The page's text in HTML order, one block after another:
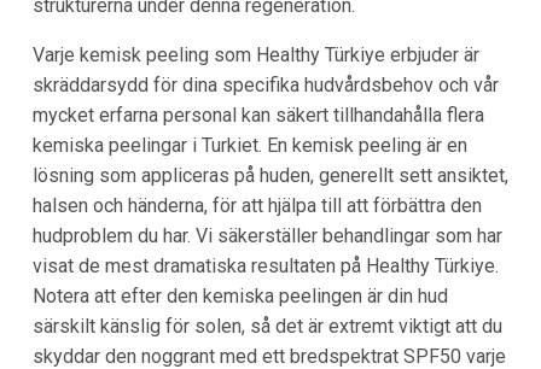
strukturerna under denna regeneration.
Varje kemisk peeling som Healthy Türkiye erbjuder är
skräddarsydd för dina specifika hudvårdsbehov och vår
mycket erfarna personal kan säkert tillhandahålla flera
kemiska peelingar i Turkiet. En kemisk peeling är en
lösning som appliceras på huden, generellt sett ansiktet,
halsen och händerna, för att hjälpa till att förbättra den
hudproblem du har. Vi säkerställer behandlingar som har
visat de mest dramatiska resultaten på Healthy Türkiye.
Notera att efter den kemiska peelingen är din hud
särskilt känslig för solen, så det är extremt viktigt att du
skyddar den noggrant med ett bredspektrat SPF50 varje